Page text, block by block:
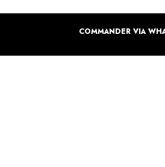
COMMANDER VIA